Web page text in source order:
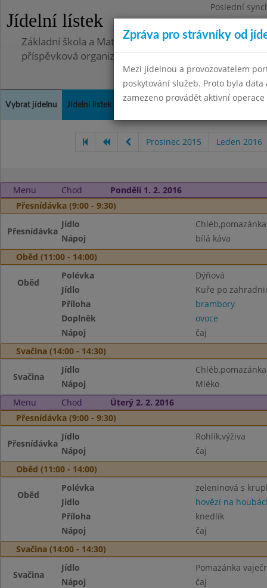
Jídelní lístek
Poslední
Pátek
Základní škola a Mateřská škola, Deblín, okres Brno-
příspěvková organizace
Vybrat jídelnu Jídelní lístek Kontakty a informace
Prosinec 2015 Leden 2016
Menu Chod
Pondělí 1. 2. 2016
Přesnídávka (9:00 - 9:30)
Přesnídávka
Jídlo
Nápoj
bílá káva
Oběd (11:00 - 14:00)
Oběd
Polévka
Dýňová
Jídlo
Kuře po
Příloha
brambory
Doplněk
ovoce
Nápoj
čaj
Svačina (14:00 - 14:30)
Svačina
Jídlo
Nápoj
Mléko
Menu
Chod
Úterý 2. 2. 2016
Přesnídávka (9:00 - 9:30)
Přesnídávka
Jídlo
Rohlík,výživa
Nápoj
čaj
Oběd (11:00 - 14:00)
Oběd
Polévka
zeleninová s
Jídlo
hovězí na
Příloha
knedlík
Nápoj
čaj
Svačina (14:00 - 14:30)
Svačina
Jídlo
Pomazánka
Nápoj
čaj
Zpráva pro strávníky od
Mezi jídelnou a provozovatelem
poskytování služeb. Proto byla
zamezeno provádět aktivní